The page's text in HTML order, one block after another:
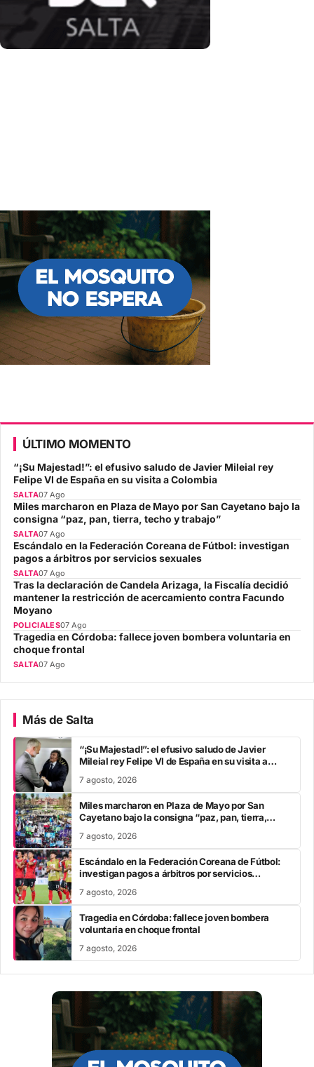
ÚLTIMO MOMENTO
“¡Su Majestad!”: el efusivo saludo de Javier Mileial rey
Felipe VI de España en su visita a Colombia
SALTA07 Ago
Miles marcharon en Plaza de Mayo por San Cayetano bajo la
consigna “paz, pan, tierra, techo y trabajo”
SALTA07 Ago
Escándalo en la Federación Coreana de Fútbol: investigan
pagos a árbitros por servicios sexuales
SALTA07 Ago
Tras la declaración de Candela Arizaga, la Fiscalía decidió
mantener la restricción de acercamiento contra Facundo
Moyano
POLICIALES07 Ago
Tragedia en Córdoba: fallece joven bombera voluntaria en
choque frontal
SALTA07 Ago
Más de Salta
“¡Su Majestad!”: el efusivo saludo de Javier
Mileial rey Felipe VI de España en su visita a
7 agosto, 2026
Miles marcharon en Plaza de Mayo por San
Cayetano bajo la consigna “paz, pan, tierra,
7 agosto, 2026
Escándalo en la Federación Coreana de Fútbol:
investigan pagos a árbitros por servicios
7 agosto, 2026
Tragedia en Córdoba: fallece joven bombera
voluntaria en choque frontal
7 agosto, 2026